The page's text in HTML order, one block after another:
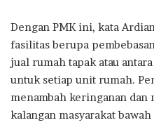
Dengan PMK ini, kata
fasilitas berupa
jual rumah tapak atau
untuk setiap unit rumah.
menambah keringanan
kalangan masyarakat